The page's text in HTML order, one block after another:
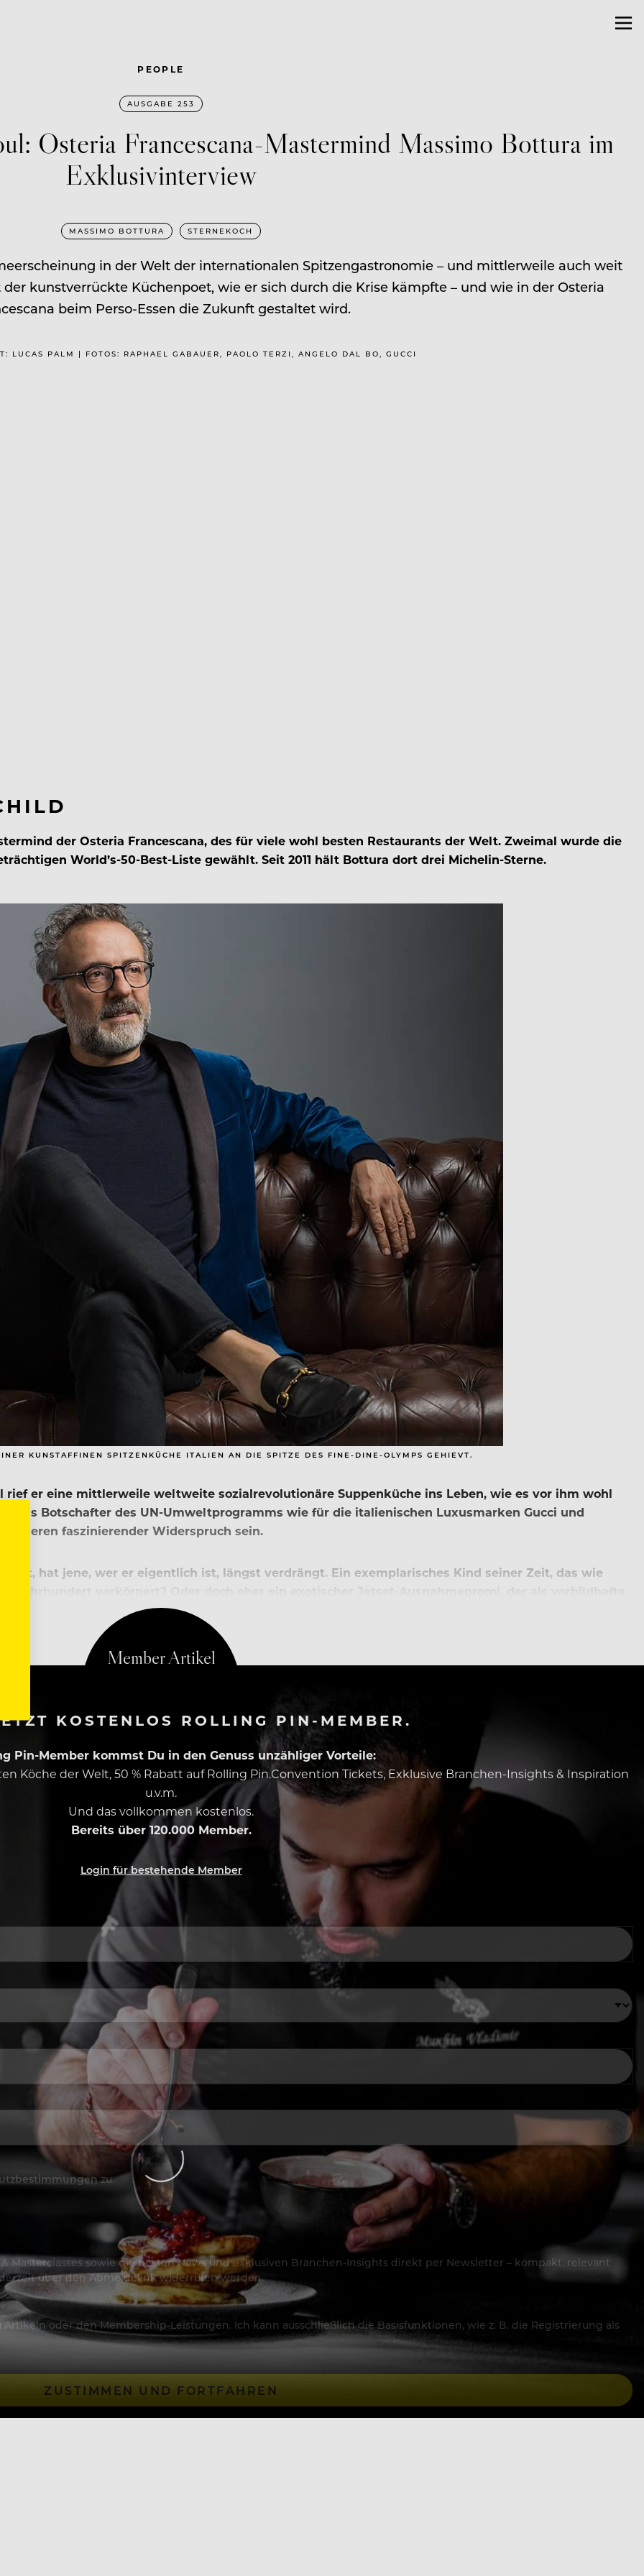
PEOPLE
AUSGABE 253
Osteria Francescana-Mastermind Massimo Bottura im
Exklusivinterview
MASSIMO BOTTURA STERNEKOCH
in der Welt der internationalen Spitzengastronomie – und mittlerweile auch weit
kunstverrückte Küchenpoet, wie er sich durch die Krise kämpfte – und wie in der Osteria
beim Perso-Essen die Zukunft gestaltet wird.
LUCAS PALM | FOTOS: RAPHAEL GABAUER, PAOLO TERZI, ANGELO DAL BO, GUCCI
der Osteria Francescana, des für viele wohl besten Restaurants der Welt. Zweimal wurde die
World’s-50-Best-Liste gewählt. Seit 2011 hält Bottura dort drei Michelin-Sterne.
KUNSTAFFINEN SPITZENKÜCHE ITALIEN AN DIE SPITZE DES FINE-DINE-OLYMPS GEHIEVT.
er eine mittlerweile weltweite sozialrevolutionäre Suppenküche ins Leben, wie es vor ihm wohl
als Botschafter des UN-Umweltprogramms wie für die italienischen Luxusmarken Gucci und
anderen faszinierender Widerspruch sein.
hat jene, wer er eigentlich ist, längst verdrängt. Ein exemplarisches Kind seiner Zeit, das wie
Jahrhundert verkörpert? Oder doch eher ein exotischer Jetset-Ausnahmepromi, der als vorbildhafte
KOSTENLOS ROLLING PIN-MEMBER.
Pin-Member kommst Du in den Genuss unzähliger Vorteile:
Köche der Welt, 50 % Rabatt auf Rolling Pin.Convention Tickets, Exklusive Branchen-Insights & Inspiration
u.v.m.
Und das vollkommen kostenlos.
Bereits über 120.000 Member.
Login für bestehende Member
zu.
Masterclasses sowie die besten News und exklusiven Branchen-Insights direkt per Newsletter – kompakt, relevant
über den Abmeldelink widerrufen werden.
oder den Membership-Leistungen. Ich kann ausschließlich die Basisfunktionen, wie z. B. die Registrierung als
ZUSTIMMEN UND FORTFAHREN